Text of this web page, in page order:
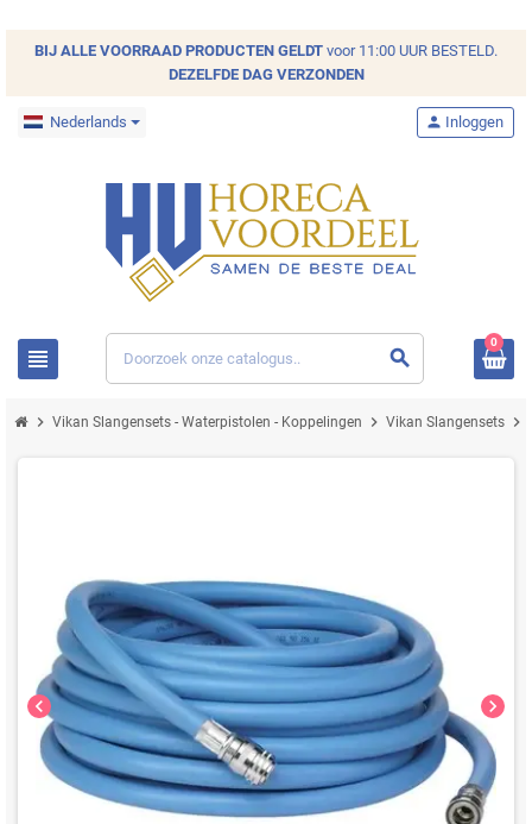
BIJ ALLE VOORRAAD PRODUCTEN GELDT voor 11:00 UUR BESTELD.
DEZELFDE DAG VERZONDEN
Nederlands
view_headline search
person Inloggen
0
chevron_right Vikan Slangensets - Waterpistolen - Koppelingen chevron_right Vikan Slangensets chevron_right
chevron_left chevron_right